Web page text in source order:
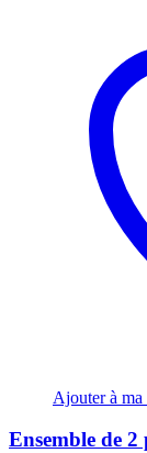
Ajouter à
Ensemble de 2